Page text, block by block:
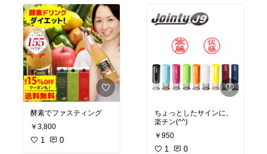
酵素でファスティング
￥3,800
1 0
ちょっとしたサインに、
楽チン(^^)
￥950
1 0